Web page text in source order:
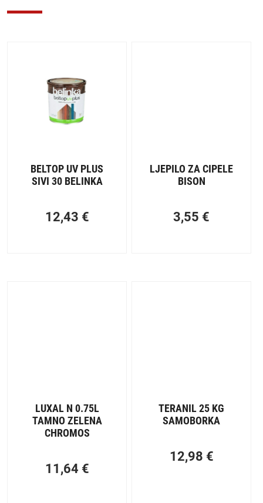
BELTOP UV PLUS
SIVI 30 BELINKA
12,43 €
LJEPILO ZA CIPELE
BISON
3,55 €
LUXAL N 0.75L
TAMNO ZELENA
CHROMOS
11,64 €
TERANIL 25 KG
SAMOBORKA
12,98 €